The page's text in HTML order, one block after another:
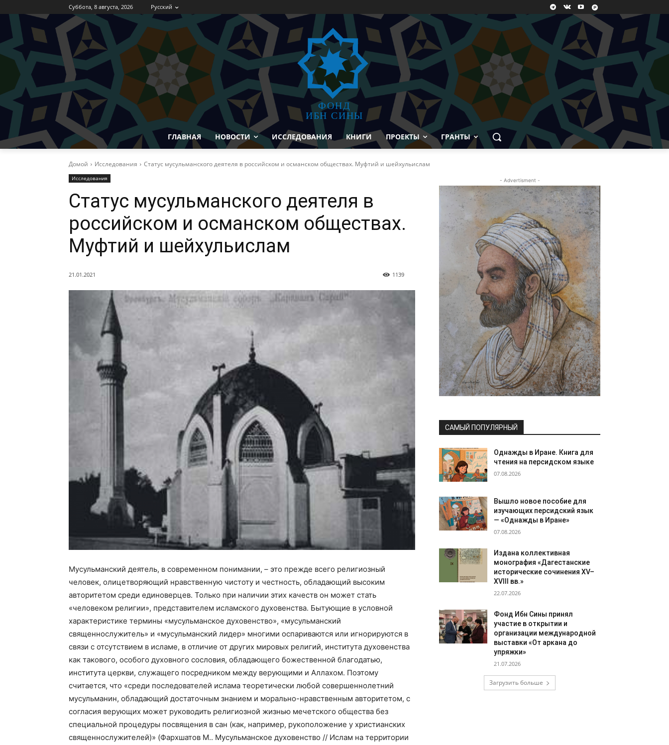
Суббота, 8 августа, 2026 Русский
ФОНД
ИБН СИНЫ
ГЛАВНАЯ НОВОСТИ ИССЛЕДОВАНИЯ КНИГИ ПРОЕКТЫ ГРАНТЫ
Домой Исследования Статус мусульманского деятеля в российском и османском обществах. Муфтий и шейхульислам
Исследования
Статус мусульманского деятеля в
российском и османском обществах.
Муфтий и шейхульислам
21.01.2021 1139
Мусульманский деятель, в современном понимании, – это прежде всего религиозный
человек, олицетворяющий нравственную чистоту и честность, обладающий высоким
авторитетом среди единоверцев. Только при наличии этих качеств он может стать
«человеком религии», представителем исламского духовенства. Бытующие в условной
характеристике термины «мусульманское духовенство», «мусульманский
священнослужитель» и «мусульманский лидер» многими оспариваются или игнорируются в
связи с отсутствием в исламе, в отличие от других мировых религий, института духовенства
как такового, особого духовного сословия, обладающего божественной благодатью,
института церкви, служащего посредником между верующими и Аллахом. Поэтому
считается, что «среди последователей ислама теоретически любой совершеннолетний
мусульманин, обладающий достаточным знанием и морально-нравственным авторитетом, с
согласия верующих может руководить религиозной жизнью мечетского общества без
специальной процедуры посвящения в сан (как, например, рукоположение у христианских
священнослужителей)» (Фархшатов М.. Мусульманское духовенство // Ислам на территории
- Advertisment -
САМЫЙ ПОПУЛЯРНЫЙ
Однажды в Иране. Книга для
чтения на персидском языке
07.08.2026
Вышло новое пособие для
изучающих персидский язык
— «Однажды в Иране»
07.08.2026
Издана коллективная
монография «Дагестанские
исторические сочинения XV–
XVIII вв.»
22.07.2026
Фонд Ибн Сины принял
участие в открытии и
организации международной
выставки «От аркана до
упряжки»
21.07.2026
Загрузить больше